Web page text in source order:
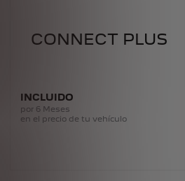
CONNECT PLUS
INCLUIDO
por 6 Meses
en el precio de tu vehículo